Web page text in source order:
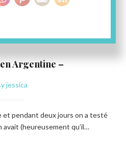
Argentine –
jessica
et pendant deux jours on a testé
avait (heureusement qu’il…